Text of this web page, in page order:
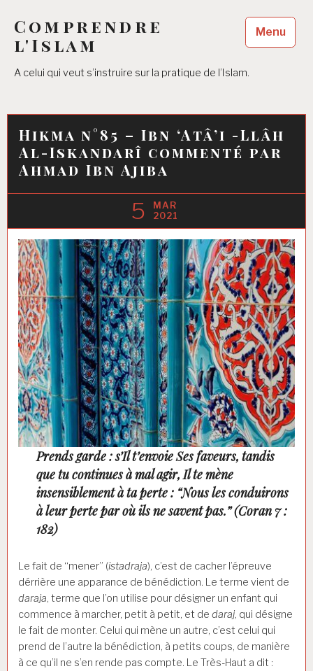
contenu
principal
Comprendre
l'Islam
A celui qui veut s’instruire sur la pratique de l’Islam.
Menu
Hikma n°85 – Ibn ‘Atâ’i -Llâh
Al-Iskandarî commenté par
Ahmad Ibn Ajiba
5
MAR
2021
Prends garde : s’Il t’envoie Ses faveurs, tandis
que tu continues à mal agir, Il te mène
insensiblement à ta perte : “Nous les conduirons
à leur perte par où ils ne savent pas.” (Coran 7 :
182)
Le fait de “mener” (istadraja), c’est de cacher l’épreuve
dérrière une apparance de bénédiction. Le terme vient de
daraja, terme que l’on utilise pour désigner un enfant qui
commence à marcher, petit à petit, et de daraj, qui désigne
le fait de monter. Celui qui mène un autre, c’est celui qui
prend de l’autre la bénédiction, à petits coups, de manière
à ce qu’il ne s’en rende pas compte. Le Très-Haut a dit :